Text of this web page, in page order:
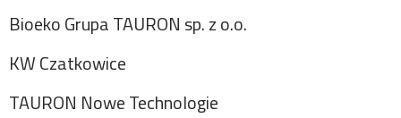
Bioeko Grupa TAURON sp. z o.o.
KW Czatkowice
TAURON Nowe Technologie